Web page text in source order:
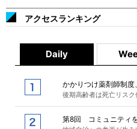
アクセスランキング
Daily
かかりつけ薬剤師制度
後期高齢者は死亡リス
第8回 コミュニティ